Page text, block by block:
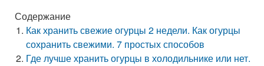
Содержание
Как хранить свежие огурцы 2 недели. Как огурцы
сохранить свежими. 7 простых способов
Где лучше хранить огурцы в холодильнике или нет.